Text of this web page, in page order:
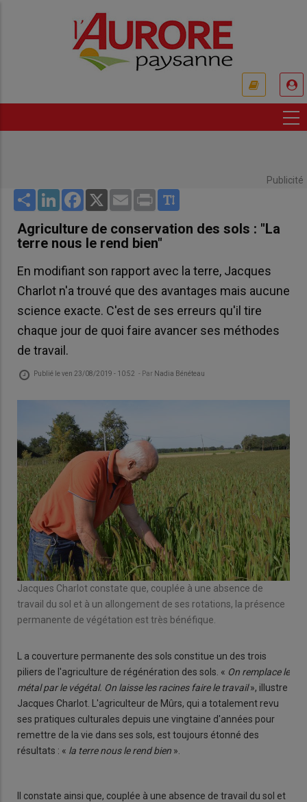
Publicité
Share LinkedInFacebook
X Email Print
Agriculture de conservation des sols : "La
terre nous le rend bien"
En modifiant son rapport avec la terre, Jacques
Charlot n'a trouvé que des avantages mais aucune
science exacte. C'est de ses erreurs qu'il tire
chaque jour de quoi faire avancer ses méthodes
de travail.
Publié leven 23/08/2019 - 10:52 - Par Nadia Bénéteau
Jacques Charlot constate que, couplée à une absence de
travail du sol et à un allongement de ses rotations, la présence
permanente de végétation est très bénéfique.
L a couverture permanente des sols constitue un des trois
piliers de l'agriculture de régénération des sols. « On remplace le
métal par le végétal. On laisse les racines faire le travail», illustre
Jacques Charlot. L'agriculteur de Mûrs, qui a totalement revu
ses pratiques culturales depuis une vingtaine d'années pour
remettre de la vie dans ses sols, est toujours étonné des
résultats : « la terre nous le rend bien ».
Il constate ainsi que, couplée à une absence de travail du sol et